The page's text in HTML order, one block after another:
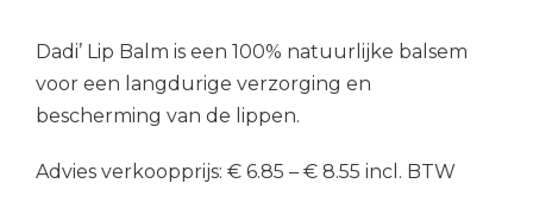
Dadi’ Lip Balm is een 100% natuurlijke balsem
voor een langdurige verzorging en
bescherming van de lippen.
Advies verkoopprijs: € 6.85 – € 8.55 incl. BTW